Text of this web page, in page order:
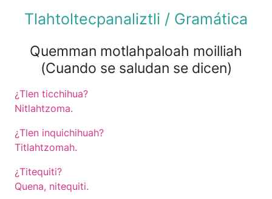
Tlahtoltecpanaliztli / Gramática
Quemman motlahpaloah moilliah
(Cuando se saludan se dicen)
¿Tlen ticchihua?
Nitlahtzoma.
¿Tlen inquichihuah?
Titlahtzomah.
¿Titequiti?
Quena, nitequiti.